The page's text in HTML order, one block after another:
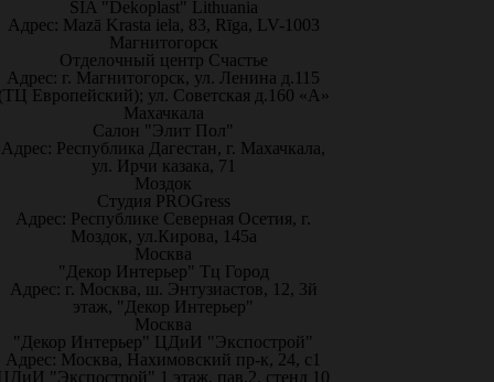
SIA "Dekoplast" Lithuania
Адрес: Mazā Krasta iela, 83, Rīga, LV-1003
Магнитогорск
Отделочный центр Счастье
Адрес: г. Магнитогорск, ул. Ленина д.115
Европейский); ул. Советская д.160 «А»
Махачкала
Салон "Элит Пол"
Адрес: Республика Дагестан, г. Махачкала,
ул. Ирчи казака, 71
Моздок
Студия PROGress
Адрес: Республике Северная Осетия, г.
Моздок, ул.Кирова, 145а
Москва
"Декор Интерьер" Тц Город
Адрес: г. Москва, ш. Энтузиастов, 12, 3й
этаж, "Декор Интерьер"
Москва
"Декор Интерьер" ЦДиИ "Экспострой"
Адрес: Москва, Нахимовский пр-к, 24, с1
"Экспострой" 1 этаж, пав.2, стенд 10